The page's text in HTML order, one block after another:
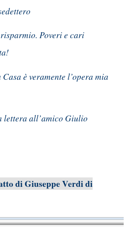
Poveri e cari
è veramente l’opera mia
lettera all’amico Giulio
di Giuseppe Verdi di